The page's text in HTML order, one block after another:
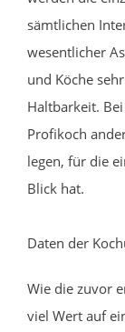
sämtlichen
wesentlicher
und Köche
Haltbarkeit.
Profikoch
legen, für die
Blick hat.
Daten der
Wie die zuvor
viel Wert auf